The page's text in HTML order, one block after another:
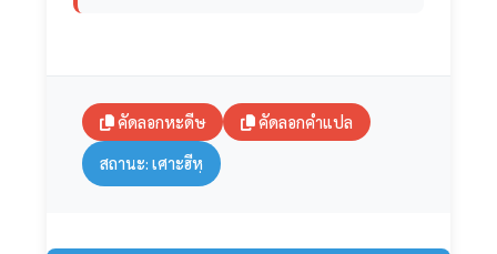
คัดลอกหะดีษ คัดลอกคำแปล
สถานะ: เศาะฮีหฺ